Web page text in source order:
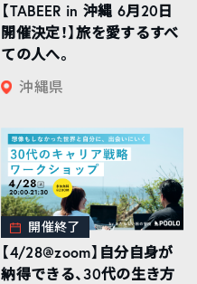
【TABEER in 沖縄 6月20日
開催決定！】旅を愛するすべ
ての人へ。
沖縄県
開催終了
【4/28@zoom】自分自身が
納得できる、30代の生き方